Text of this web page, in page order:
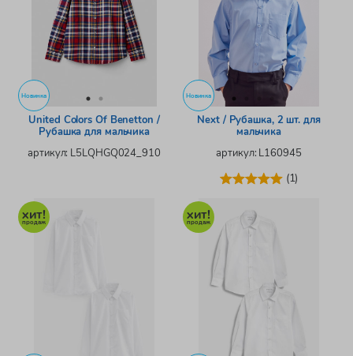
Новинка
United Colors Of Benetton /
Рубашка для мальчика
артикул: L5LQHGQ024_910
Новинка
Next / Рубашка, 2 шт. для
мальчика
артикул: L160945
(1)